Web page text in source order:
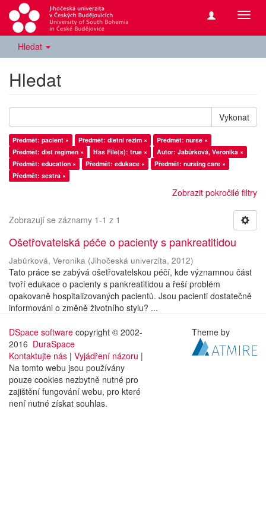
Hledat
Hledat
Vykonat
Předmět: pacient × Předmět: dietní režim ×
Předmět: nurse ×
Předmět: diet regimen ×
Has File(s): true ×
Autor: Jabůrková, Veronika ×
Předmět: education ×
Předmět: edukace ×
Předmět: nursing care ×
Předmět: sestra ×
Zobrazit pokročilé filtry
Zobrazují se záznamy 1-1 z 1
Ošetřovatelská péče o pacienty s pankreatitidou
Jabůrková, Veronika (Jihočeská univerzita, 2012)
Tato práce se zabývá ošetřovatelskou péčí, kde významnou část
tvoří edukace o pacienty s pankreatitidou a řeší problém
opakovaně hospitalizovaných pacientů. Jsou pacienti dostatečně
informováni o změně životního stylu? ...
DSpace software copyright © 2002-
2016 DuraSpace
Kontaktujte nás | Vyjádření názoru |
Na tomto webu jsou používány
pouze cookies nezbytně nutné pro
zajištění fungování webu, pro které
není nutné získat souhlas.
Theme by